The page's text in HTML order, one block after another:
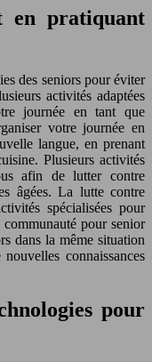
en pratiquant
des seniors pour éviter
activités adaptées
journée en tant que
votre journée en
langue, en prenant
Plusieurs activités
afin de lutter contre
âgées. La lutte contre
spécialisées pour
pour senior
dans la même situation
connaissances
pour